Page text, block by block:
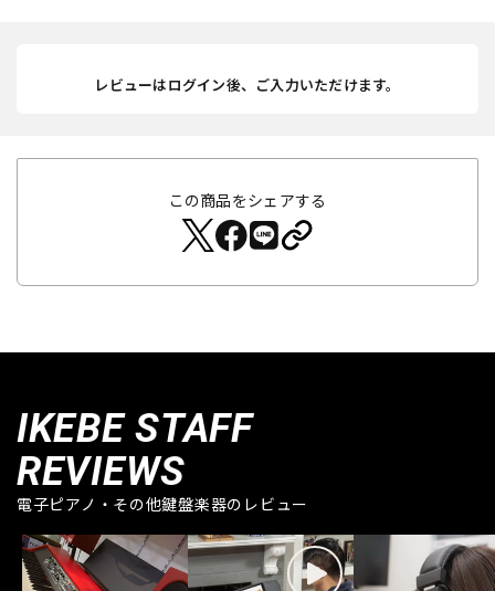
レビューはログイン後、ご入力いただけます。
この商品をシェアする
IKEBE STAFF
REVIEWS
電子ピアノ・その他鍵盤楽器のレビュー